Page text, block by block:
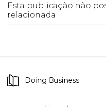
Esta publicação não
relacionada
Doing Business